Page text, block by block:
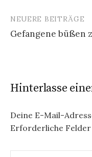
NEUERE BEITRÄGE
Gefangene büßen
Hinterlasse
Deine E-Mail-
Erforderliche